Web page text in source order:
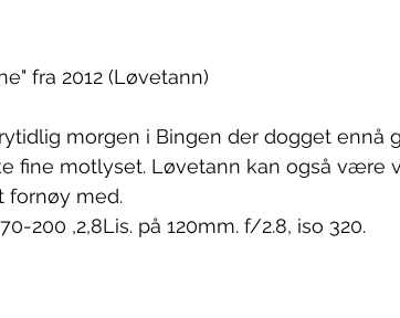
fra 2012 (Løvetann)
morgen i Bingen der dogget ennå
fine motlyset. Løvetann kan også være
fornøy med.
200 ,2,8Lis. på 120mm. f/2.8, iso 320.